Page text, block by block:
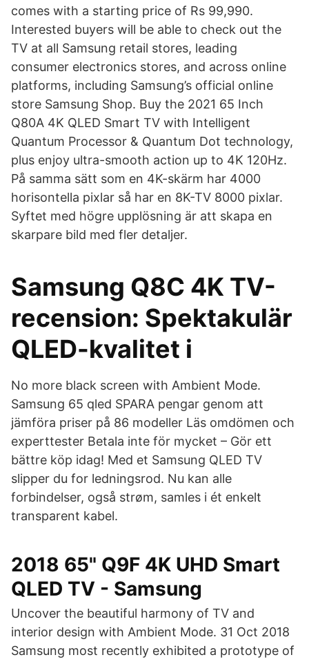
comes with a starting price of Rs 99,990.
Interested buyers will be able to check out the
TV at all Samsung retail stores, leading
consumer electronics stores, and across online
platforms, including Samsung’s official online
store Samsung Shop. Buy the 2021 65 Inch
Q80A 4K QLED Smart TV with Intelligent
Quantum Processor & Quantum Dot technology,
plus enjoy ultra-smooth action up to 4K 120Hz.
På samma sätt som en 4K-skärm har 4000
horisontella pixlar så har en 8K-TV 8000 pixlar.
Syftet med högre upplösning är att skapa en
skarpare bild med fler detaljer.
Samsung Q8C 4K TV-
recension: Spektakulär
QLED-kvalitet i
No more black screen with Ambient Mode.
Samsung 65 qled SPARA pengar genom att
jämföra priser på 86 modeller Läs omdömen och
experttester Betala inte för mycket – Gör ett
bättre köp idag! Med et Samsung QLED TV
slipper du for ledningsrod. Nu kan alle
forbindelser, også strøm, samles i ét enkelt
transparent kabel.
2018 65" Q9F 4K UHD Smart
QLED TV - Samsung
Uncover the beautiful harmony of TV and
interior design with Ambient Mode. 31 Oct 2018
Samsung most recently exhibited a prototype of